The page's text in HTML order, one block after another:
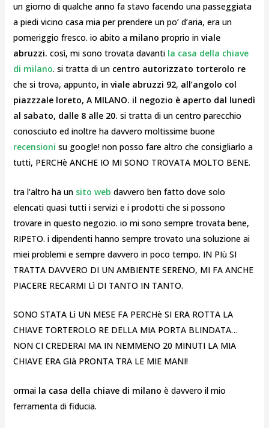
un giorno di qualche anno fa stavo facendo una passeggiata
a piedi vicino casa mia per prendere un po’ d’aria, era un
pomeriggio fresco. io abito a milano proprio inviale
abruzzi. così, mi sono trovata davanti la casa della chiave
di milano. si tratta di un centro autorizzato torterolo re
che si trova, appunto, in viale abruzzi 92, all’angolo col
piazzzale loreto, A MILANO. il negozio è aperto dal lunedì
al sabato, dalle 8 alle 20. si tratta di un centro parecchio
conosciuto ed inoltre ha davvero moltissime buone
recensioni su google! non posso fare altro che consigliarlo a
tutti, PERCHè ANCHE IO MI SONO TROVATA MOLTO BENE.
tra l’altro ha un sito web davvero ben fatto dove solo
elencati quasi tutti i servizi e i prodotti che si possono
trovare in questo negozio. io mi sono sempre trovata bene,
RIPETO. i dipendenti hanno sempre trovato una soluzione ai
miei problemi e sempre davvero in poco tempo. IN PIù SI
TRATTA DAVVERO DI UN AMBIENTE SERENO, MI FA ANCHE
PIACERE RECARMI Lì DI TANTO IN TANTO.
SONO STATA Lì UN MESE FA PERCHè SI ERA ROTTA LA
CHIAVE TORTEROLO RE DELLA MIA PORTA BLINDATA…
NON CI CREDERAI MA IN NEMMENO 20 MINUTI LA MIA
CHIAVE ERA GIà PRONTA TRA LE MIE MANI!
ormai la casa della chiave di milano è davvero il mio
ferramenta di fiducia.